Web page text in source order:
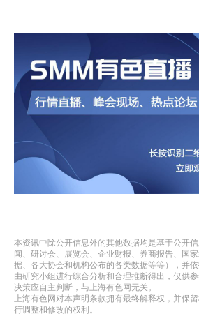
本资讯中除公开信息外的其他数据均是基于公开
闻、研讨会、展览会、企业财报、券商报告、国
据、各大协会和机构公布的各类数据等等），并
由研究小组进行综合分析和合理推断得出，仅供
决策应自主判断，与上海有色网无关。
上海有色网对本声明条款拥有最终解释权，并保
行调整和修改的权利。